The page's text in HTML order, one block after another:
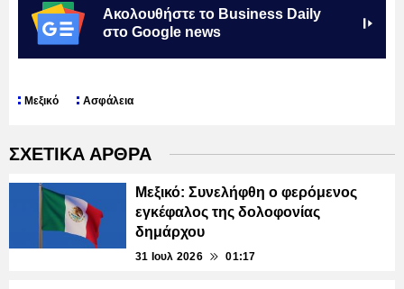
Ακολουθήστε το Business Daily
στο Google news
Μεξικό Ασφάλεια
ΣΧΕΤΙΚΑ ΑΡΘΡΑ
Μεξικό: Συνελήφθη ο φερόμενος
εγκέφαλος της δολοφονίας
δημάρχου
31 Ιουλ 2026 01:17